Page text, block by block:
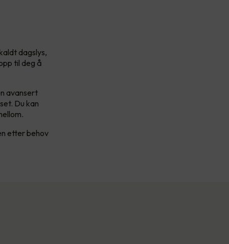
dagslys,
til deg å
avansert
Du kan
etter behov